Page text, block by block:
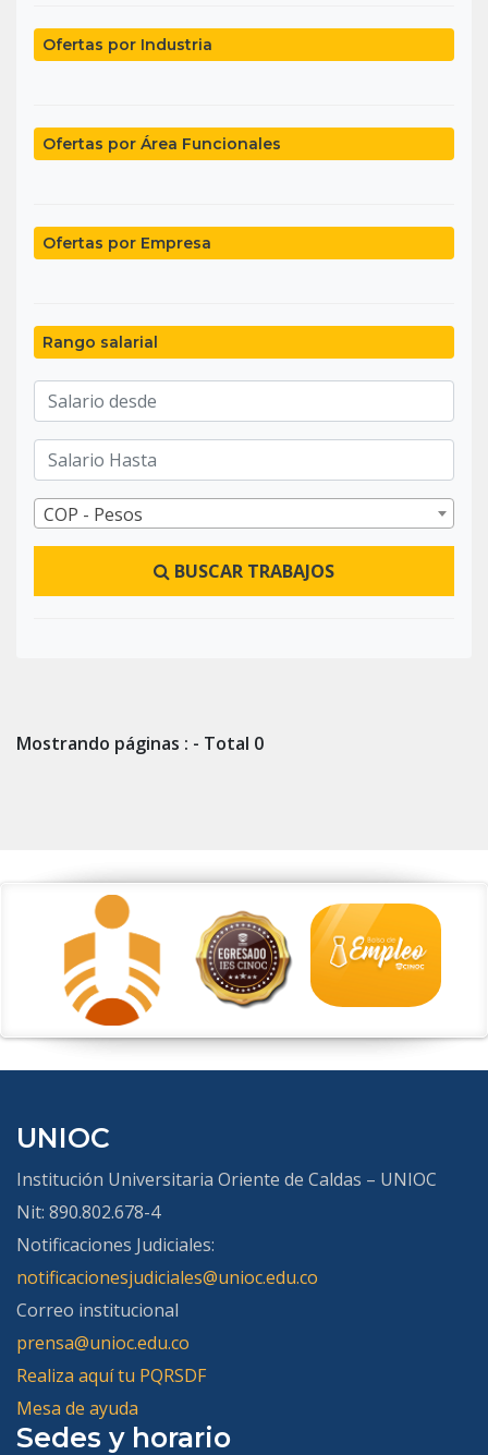
Ofertas por Industria
Ofertas por Área Funcionales
Ofertas por Empresa
Rango salarial
COP - Pesos
BUSCAR TRABAJOS
Mostrando páginas : - Total 0
UNIOC
Institución Universitaria Oriente de Caldas – UNIOC
Nit: 890.802.678-4
Notificaciones Judiciales:
notificacionesjudiciales@unioc.edu.co
Correo institucional
prensa@unioc.edu.co
Realiza aquí tu PQRSDF
Mesa de ayuda
Sedes y horario